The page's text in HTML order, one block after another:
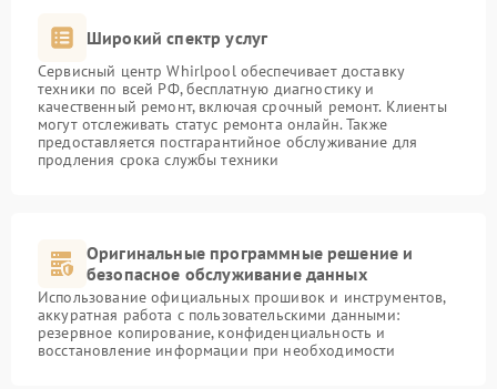
Широкий спектр услуг
Сервисный центр Whirlpool обеспечивает доставку
техники по всей РФ, бесплатную диагностику и
качественный ремонт, включая срочный ремонт. Клиенты
могут отслеживать статус ремонта онлайн. Также
предоставляется постгарантийное обслуживание для
продления срока службы техники
Оригинальные программные решение и
безопасное обслуживание данных
Использование официальных прошивок и инструментов,
аккуратная работа с пользовательскими данными:
резервное копирование, конфиденциальность и
восстановление информации при необходимости